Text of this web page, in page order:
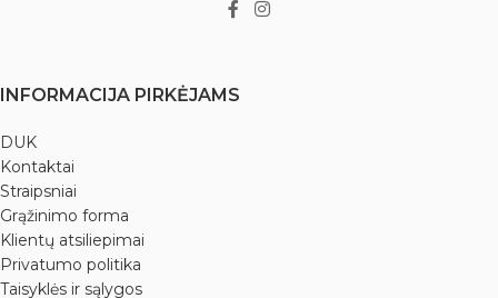
INFORMACIJA PIRKĖJAMS
DUK
Kontaktai
Straipsniai
Grąžinimo forma
Klientų atsiliepimai
Privatumo politika
Taisyklės ir sąlygos